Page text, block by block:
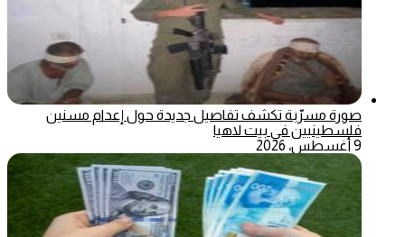
صورة مسرّبة تكشف تفاصيل جديدة حول إعدام مسنين
فلسطينيين في بيت لاهيا
9 أغسطس، 2026